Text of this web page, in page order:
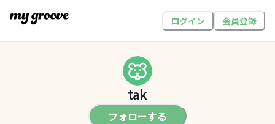
ログイン 会員登録
tak
フォローする